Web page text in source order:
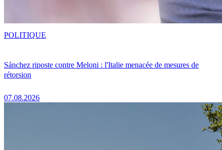
Sánchez riposte contre Meloni : l'Italie menacée de mesures de
rétorsion
07.08.2026
POLITIQUE